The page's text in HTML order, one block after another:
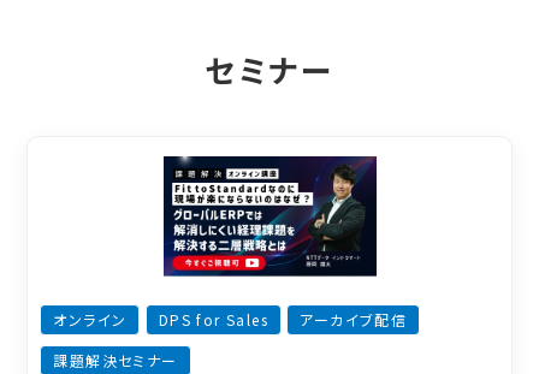
セミナー
オンライン DPS for Sales
アーカイブ配信
課題解決セミナー